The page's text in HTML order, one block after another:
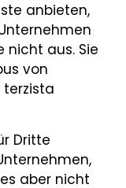
anbieten,
nicht aus. Sie
von
terzista
Dritte
aber nicht